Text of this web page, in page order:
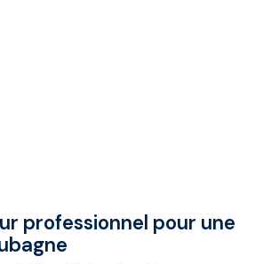
professionnel pour une